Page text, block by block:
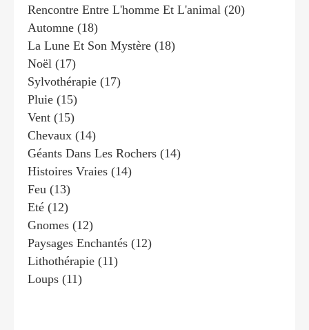
Rencontre Entre L'homme Et L'animal (20)
Automne (18)
La Lune Et Son Mystère (18)
Noël (17)
Sylvothérapie (17)
Pluie (15)
Vent (15)
Chevaux (14)
Géants Dans Les Rochers (14)
Histoires Vraies (14)
Feu (13)
Eté (12)
Gnomes (12)
Paysages Enchantés (12)
Lithothérapie (11)
Loups (11)